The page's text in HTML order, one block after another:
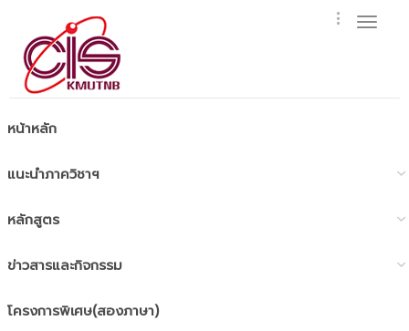
หน้าหลัก
แนะนำภาควิชาฯ
หลักสูตร
ข่าวสารและกิจกรรม
โครงการพิเศษ(สองภาษา)